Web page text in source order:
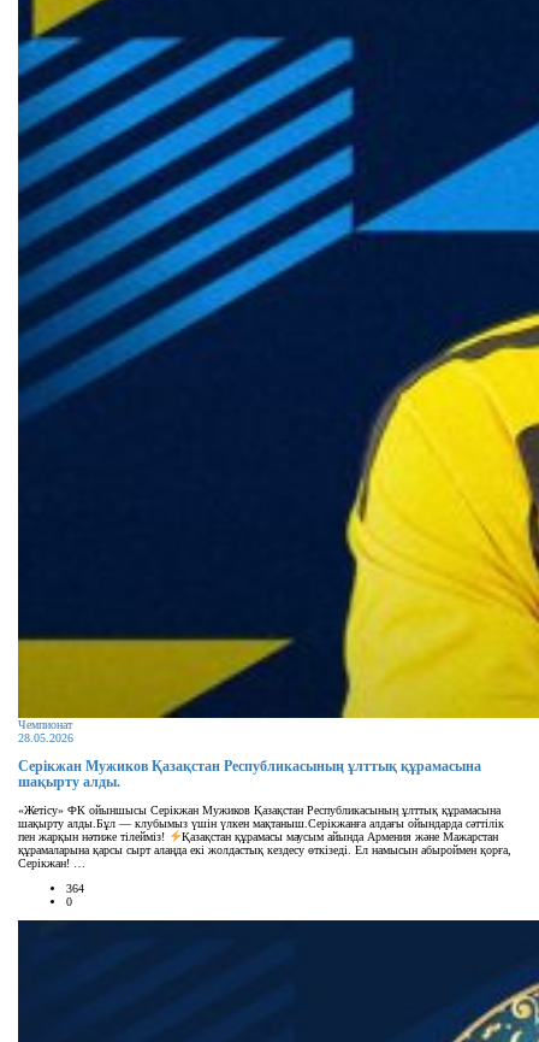
Чемпионат
28.05.2026
Серікжан Мужиков Қазақстан Республикасының ұлттық құрамасына
шақырту алды.
«Жетісу» ФК ойыншысы Серікжан Мужиков Қазақстан Республикасының ұлттық құрамасына
шақырту алды.Бұл — клубымыз үшін үлкен мақтаныш.Серікжанға алдағы ойындарда сәттілік
пен жарқын нәтиже тілейміз!
Қазақстан құрамасы маусым айында Армения және Мажарстан
құрамаларына қарсы сырт алаңда екі жолдастық кездесу өткізеді. Ел намысын абыроймен қорға,
Серікжан! …
364
0